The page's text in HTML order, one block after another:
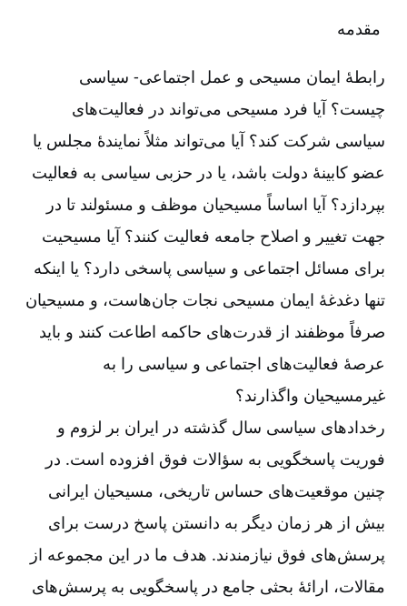
مقدمه
رابطۀ ایمان مسیحی و عمل اجتماعی-‏‏‏ سیاسی
چیست؟ آیا فرد مسیحی می‌‌تواند در فعالیت‌‌های
سیاسی شرکت کند؟ آیا می‌‌تواند مثلاً نمایندۀ مجلس یا
عضو کابینۀ دولت باشد، یا در حزبی سیاسی به فعالیت
بپردازد؟ آیا اساساً مسیحیان موظف و مسئولند تا در
جهت تغییر و اصلاح جامعه فعالیت کنند؟ آیا مسیحیت
برای مسائل اجتماعی و سیاسی پاسخی دارد؟ یا اینکه
تنها دغدغۀ ایمان مسیحی نجات جان‌‌هاست، و مسیحیان
صرفاً موظفند از قدرت‌‌های حاکمه اطاعت کنند و باید
عرصۀ فعالیت‌‌های اجتماعی و سیاسی را به
غیرمسیحیان واگذارند؟
رخدادهای سیاسی سال گذشته در ایران بر لزوم و
فوریت پاسخگویی به سؤالات فوق افزوده است. در
چنین موقعیت‌‌های حساس تاریخی، مسیحیان ایرانی
بیش از هر زمان دیگر به دانستن پاسخ درست برای
پرسش‌‌های فوق نیازمندند. هدف ما در این مجموعه از
مقالات، ارائۀ بحثی جامع در پاسخگویی به پرسش‌‌های